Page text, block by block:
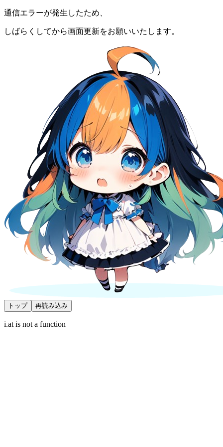
通信エラーが発生したため、
しばらくしてから画面更新をお願いいたします。
トップ 再読み込み
i.at is not a function